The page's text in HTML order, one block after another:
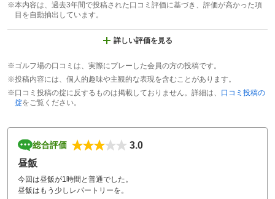
※本内容は、過去3年間で投稿された口コミ評価に基づき、評価が高かった項
目を自動抽出しています。
詳しい評価を見る
※ゴルフ場の口コミは、実際にプレーした会員の方の投稿です。
※投稿内容には、個人的趣味や主観的な表現を含むことがあります。
※口コミ投稿の掟に反するものは掲載しておりません。詳細は、 口コミ投稿の
掟をご覧ください。
総合評価
3.0
昼飯
今回は昼飯が1時間と普通でした。
昼飯はもう少しレパートリーを。